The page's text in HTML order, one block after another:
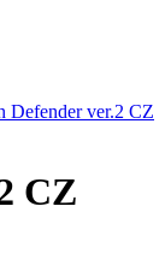
Defender ver.2 CZ
CZ